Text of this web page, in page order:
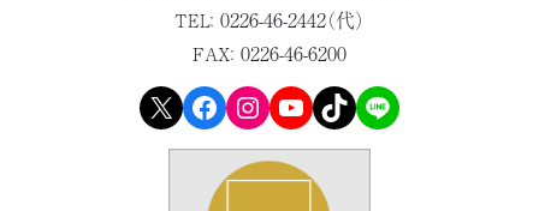
TEL： 0226-46-2442（代）
FAX： 0226-46-6200
X Facebook Instagram YouTube TikTok LINE